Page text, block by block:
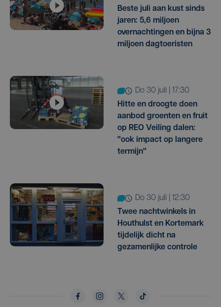
Beste juli aan kust sinds
jaren: 5,6 miljoen
overnachtingen en bijna 3
miljoen dagtoeristen
do 30 juli | 17:30
Hitte en droogte doen
aanbod groenten en fruit
op REO Veiling dalen:
"ook impact op langere
termijn"
do 30 juli | 12:30
Twee nachtwinkels in
Houthulst en Kortemark
tijdelijk dicht na
gezamenlijke controle